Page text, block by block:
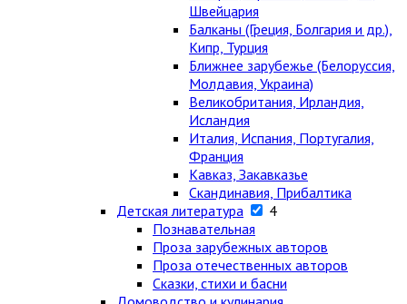
Швейцария
Балканы (Греция, Болгария и др.),
Кипр, Турция
Ближнее зарубежье (Белоруссия,
Молдавия, Украина)
Великобритания, Ирландия,
Исландия
Италия, Испания, Португалия,
Франция
Кавказ, Закавказье
Скандинавия, Прибалтика
Детская литература
4
Познавательная
Проза зарубежных авторов
Проза отечественных авторов
Сказки, стихи и басни